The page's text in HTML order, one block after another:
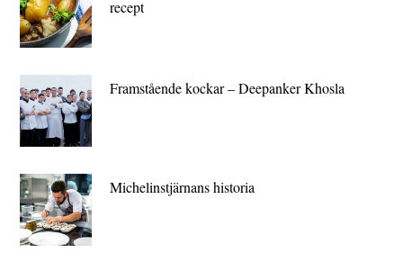
recept
Framstående kockar – Deepanker Khosla
Michelin­stjärnans historia